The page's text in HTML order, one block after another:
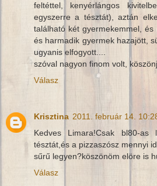
feltéttel, kenyérlángos
egyszerre a tésztát), aztán
található két gyermekemmel,
és harmadik gyermek hazajött,
ugyanis elfogyott....
szóval nagyon finom volt,
Válasz
Krisztina 2011. február 14.
Kedves Limara!Csak bl80-
tésztát,és a pizzaszósz mennyi
sűrű legyen?köszönöm elöre is
Válasz